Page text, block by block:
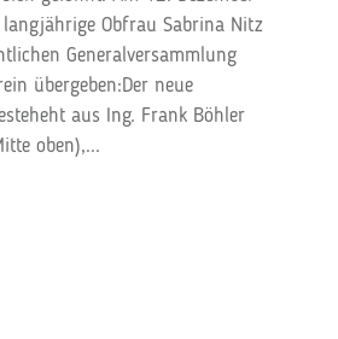
Obfrau Sabrina Nitz
Generalversammlung
übergeben:Der neue
aus Ing. Frank Böhler
oben),...